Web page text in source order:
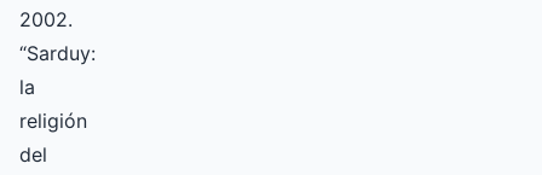
2002.
“Sarduy:
la
religión
del